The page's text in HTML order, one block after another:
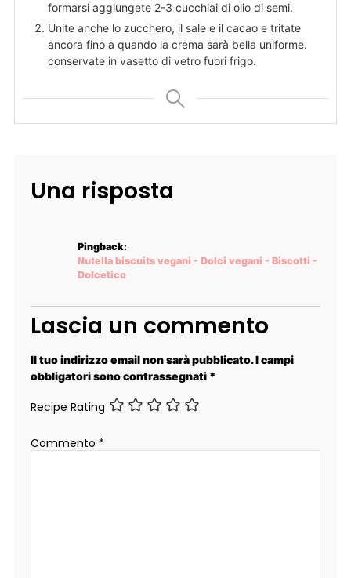
formarsi aggiungete 2-3 cucchiai di olio di semi.
Unite anche lo zucchero, il sale e il cacao e tritate
ancora fino a quando la crema sarà bella uniforme.
conservate in vasetto di vetro fuori frigo.
Una risposta
Pingback:
Nutella biscuits vegani - Dolci vegani - Biscotti -
Dolcetico
Lascia un commento
Il tuo indirizzo email non sarà pubblicato. I campi
obbligatori sono contrassegnati *
Recipe Rating
Commento *